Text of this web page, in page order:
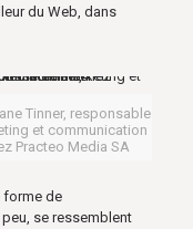
du Web, dans
Tinner, responsable
et communication
Practeo Media SA
forme de
se ressemblent